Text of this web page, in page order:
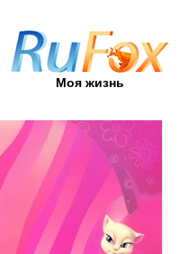
Моя жизнь